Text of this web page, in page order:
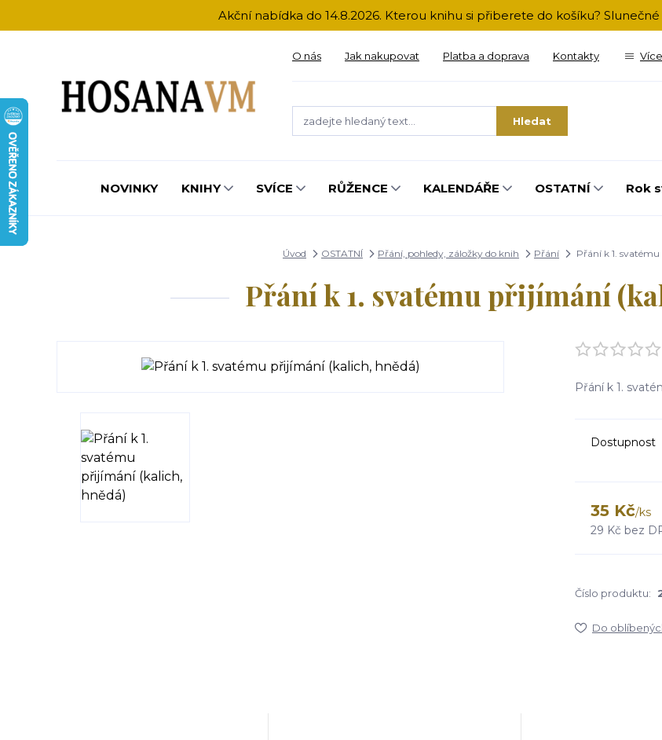
Akční nabídka do 14.8.2026. Kterou knihu si přiberete do košíku?
O nás Jak nakupovat Platba a doprava Kontakty Více
Hledat
NOVINKY KNIHY SVÍCE RŮŽENCE KALENDÁŘE OSTATNÍ Rok
Úvod OSTATNÍ Přání, pohledy, záložky do knih Přání Přání k 1.
Přání k 1. svatému přijímání
Přání k 1.
Dostupnost
35 Kč/ks
29 Kč bez
Číslo produktu:
Do